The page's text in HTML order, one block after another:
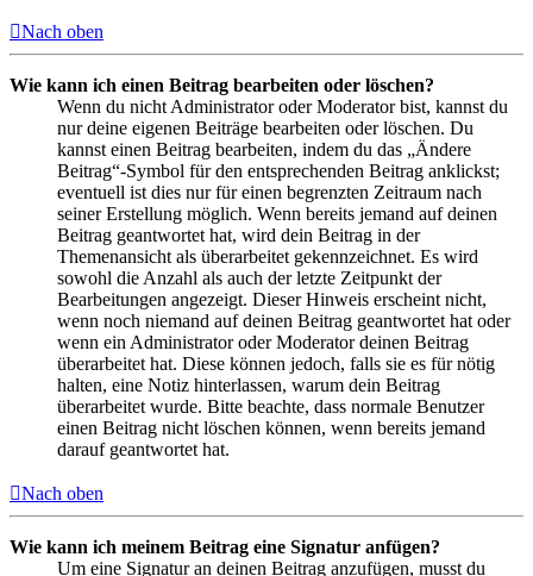
Nach oben
Wie kann ich einen Beitrag bearbeiten oder löschen?
Wenn du nicht Administrator oder Moderator bist, kannst du
nur deine eigenen Beiträge bearbeiten oder löschen. Du
kannst einen Beitrag bearbeiten, indem du das „Ändere
Beitrag“-Symbol für den entsprechenden Beitrag anklickst;
eventuell ist dies nur für einen begrenzten Zeitraum nach
seiner Erstellung möglich. Wenn bereits jemand auf deinen
Beitrag geantwortet hat, wird dein Beitrag in der
Themenansicht als überarbeitet gekennzeichnet. Es wird
sowohl die Anzahl als auch der letzte Zeitpunkt der
Bearbeitungen angezeigt. Dieser Hinweis erscheint nicht,
wenn noch niemand auf deinen Beitrag geantwortet hat oder
wenn ein Administrator oder Moderator deinen Beitrag
überarbeitet hat. Diese können jedoch, falls sie es für nötig
halten, eine Notiz hinterlassen, warum dein Beitrag
überarbeitet wurde. Bitte beachte, dass normale Benutzer
einen Beitrag nicht löschen können, wenn bereits jemand
darauf geantwortet hat.
Nach oben
Wie kann ich meinem Beitrag eine Signatur anfügen?
Um eine Signatur an deinen Beitrag anzufügen, musst du